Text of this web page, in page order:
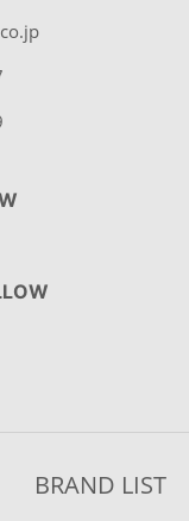
BRAND LIST